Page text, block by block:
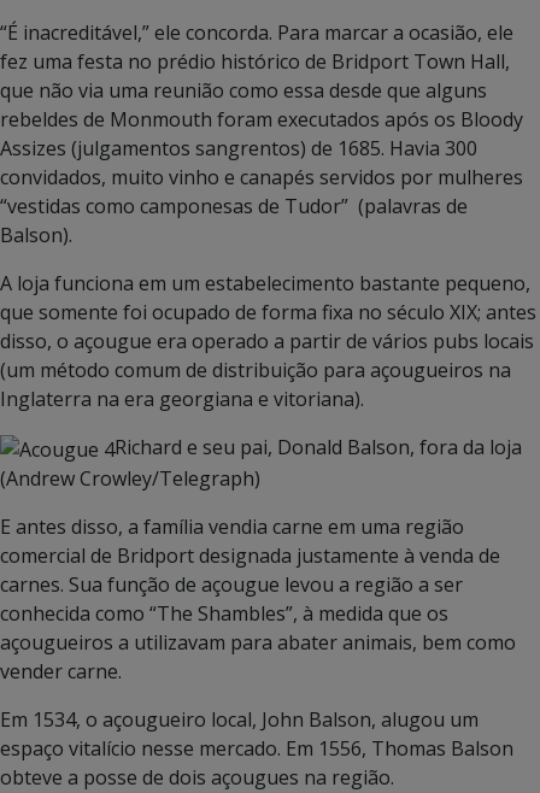
“É inacreditável,” ele concorda. Para marcar a ocasião, ele
fez uma festa no prédio histórico de Bridport Town Hall,
que não via uma reunião como essa desde que alguns
rebeldes de Monmouth foram executados após os Bloody
Assizes (julgamentos sangrentos) de 1685. Havia 300
convidados, muito vinho e canapés servidos por mulheres
“vestidas como camponesas de Tudor” (palavras de
Balson).
A loja funciona em um estabelecimento bastante pequeno,
que somente foi ocupado de forma fixa no século XIX; antes
disso, o açougue era operado a partir de vários pubs locais
(um método comum de distribuição para açougueiros na
Inglaterra na era georgiana e vitoriana).
Richard e seu pai, Donald Balson, fora da loja
(Andrew Crowley/Telegraph)
E antes disso, a família vendia carne em uma região
comercial de Bridport designada justamente à venda de
carnes. Sua função de açougue levou a região a ser
conhecida como “The Shambles”, à medida que os
açougueiros a utilizavam para abater animais, bem como
vender carne.
Em 1534, o açougueiro local, John Balson, alugou um
espaço vitalício nesse mercado. Em 1556, Thomas Balson
obteve a posse de dois açougues na região.